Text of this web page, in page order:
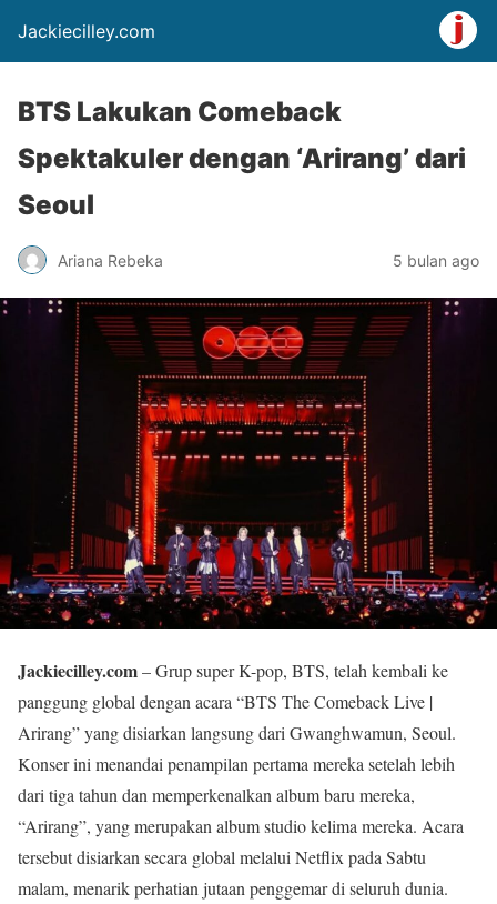
Jackiecilley.com
BTS Lakukan Comeback
Spektakuler dengan ‘Arirang’ dari
Seoul
Ariana Rebeka 5 bulan ago
Jackiecilley.com– Grup super K-pop, BTS, telah kembali ke
panggung global dengan acara “BTS The Comeback Live |
Arirang” yang disiarkan langsung dari Gwanghwamun, Seoul.
Konser ini menandai penampilan pertama mereka setelah lebih
dari tiga tahun dan memperkenalkan album baru mereka,
“Arirang”, yang merupakan album studio kelima mereka. Acara
tersebut disiarkan secara global melalui Netflix pada Sabtu
malam, menarik perhatian jutaan penggemar di seluruh dunia.